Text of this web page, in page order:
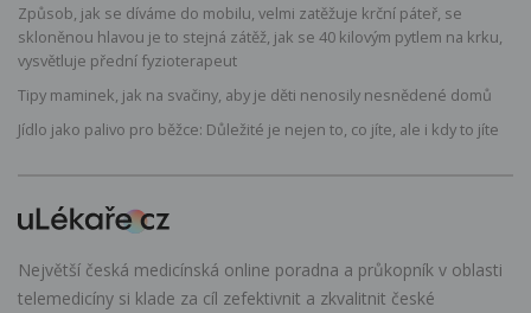
Způsob, jak se díváme do mobilu, velmi zatěžuje krční páteř, se
skloněnou hlavou je to stejná zátěž, jak se 40 kilovým pytlem na krku,
vysvětluje přední fyzioterapeut
Tipy maminek, jak na svačiny, aby je děti nenosily nesnědené domů
Jídlo jako palivo pro běžce: Důležité je nejen to, co jíte, ale i kdy to jíte
Největší česká medicínská online poradna a průkopník v oblasti
telemedicíny si klade za cíl zefektivnit a zkvalitnit české